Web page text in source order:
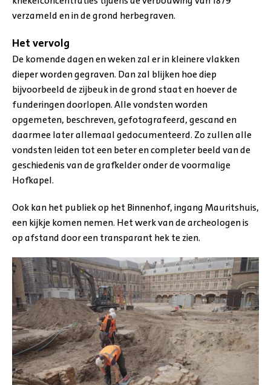
verzameld en in de grond herbegraven.
Het vervolg
De komende dagen en weken zal er in kleinere vlakken
dieper worden gegraven. Dan zal blijken hoe diep
bijvoorbeeld de zijbeuk in de grond staat en hoever de
funderingen doorlopen. Alle vondsten worden
opgemeten, beschreven, gefotografeerd, gescand en
daarmee later allemaal gedocumenteerd. Zo zullen alle
vondsten leiden tot een beter en completer beeld van de
geschiedenis van de grafkelder onder de voormalige
Hofkapel.
Ook kan het publiek op het Binnenhof, ingang Mauritshuis,
een kijkje komen nemen. Het werk van de archeologen is
op afstand door een transparant hek te zien.